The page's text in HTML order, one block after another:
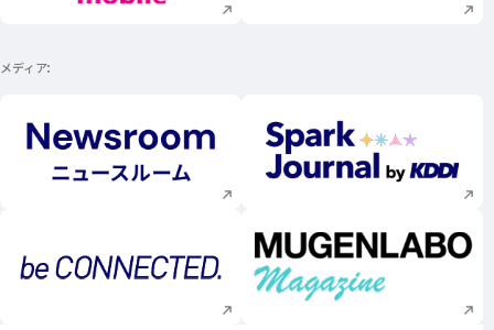
メディア
新規ウィンドウで開く 新規ウィンドウで
新規ウィンドウで開く 新規ウィンドウで